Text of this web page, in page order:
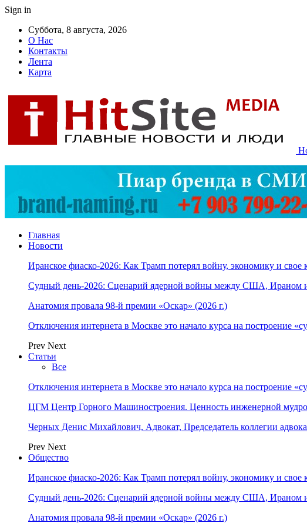
Sign in
Суббота, 8 августа, 2026
О Нас
Контакты
Лента
Карта
Главная
Новости
Иранское фиаско-2026: Как Трамп потерял войну, экономику и свое
Судный день-2026: Сценарий ядерной войны между США, Ираном
Анатомия провала 98-й премии «Оскар» (2026 г.)
Отключения интернета в Москве это начало курса на построение
Prev Next
Статьи
Все
Отключения интернета в Москве это начало курса на построение
ЦГМ Центр Горного Машиностроения. Ценность инженерной
Черных Денис Михайлович, Адвокат, Председатель коллегии
Prev Next
Общество
Иранское фиаско-2026: Как Трамп потерял войну, экономику и свое
Судный день-2026: Сценарий ядерной войны между США, Ираном
Анатомия провала 98-й премии «Оскар» (2026 г.)